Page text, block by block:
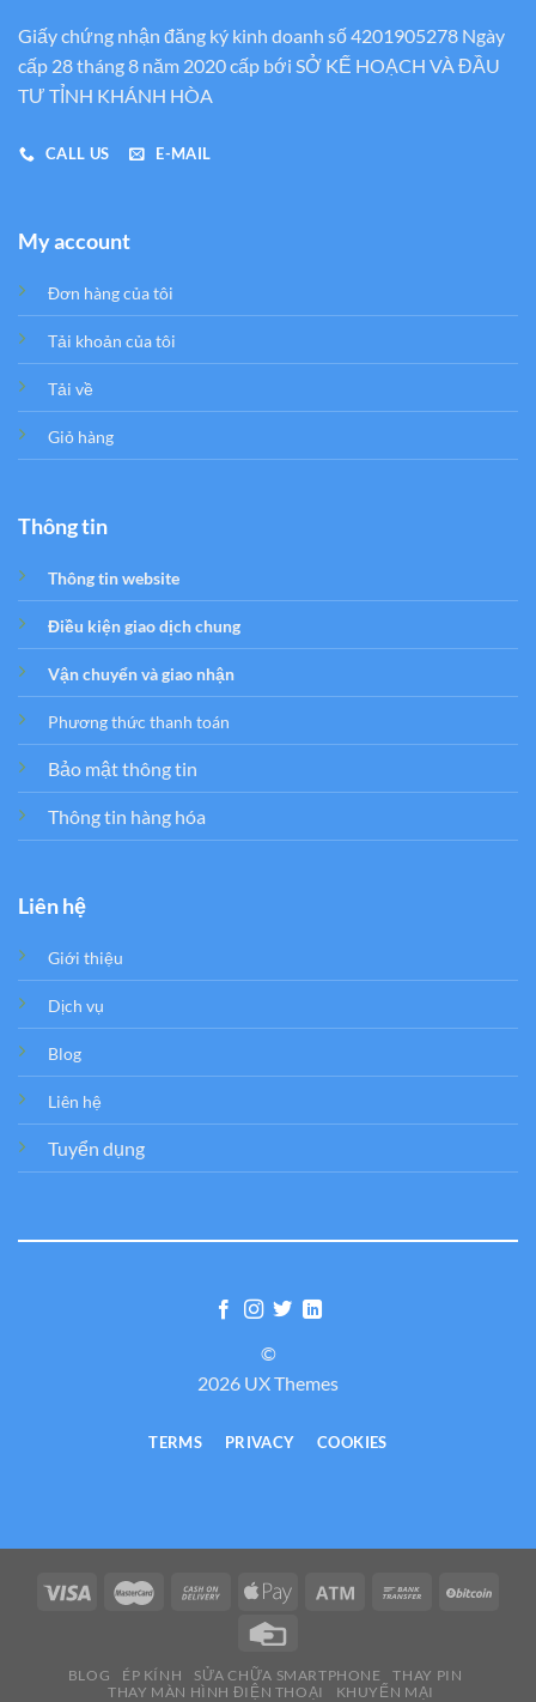
Giấy chứng nhận đăng ký kinh doanh số 4201905278 Ngày
cấp 28 tháng 8 năm 2020 cấp bới SỞ KẾ HOẠCH VÀ ĐẦU
TƯ TỈNH KHÁNH HÒA
CALL US E-MAIL
My account
Đơn hàng của tôi
Tải khoản của tôi
Tải về
Giỏ hàng
Thông tin
Thông tin website
Điều kiện giao dịch chung
Vận chuyển và giao nhận
Phương thức thanh toán
Bảo mật thông tin
Thông tin hàng hóa
Liên hệ
Giới thiệu
Dịch vụ
Blog
Liên hệ
Tuyển dụng
©
2026 UX Themes
TERMS PRIVACY COOKIES
BLOG ÉP KÍNH SỬA CHỮA SMARTPHONE
THAY PIN
THAY MÀN HÌNH ĐIỆN THOẠI
KHUYẾN MẠI